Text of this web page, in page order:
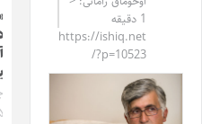
1 دقیقه
https://ishiq.net
/?p=10523